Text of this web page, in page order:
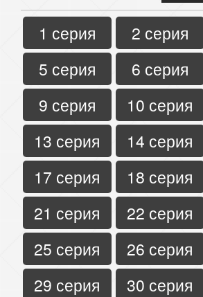
1 серия 2 серия
5 серия
6 серия
9 серия
10 серия
13 серия
14 серия
17 серия
18 серия
21 серия
22 серия
25 серия
26 серия
29 серия
30 серия